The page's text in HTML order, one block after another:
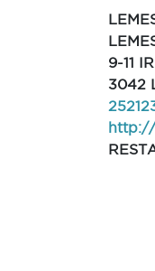
9-11
3042
http://